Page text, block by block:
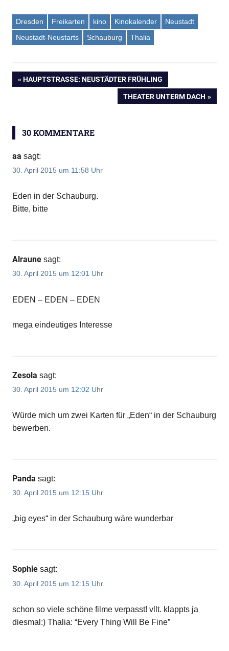
Dresden Freikarten kino Kinokalender
Neustadt
Neustadt-Neustarts
Schauburg Thalia
Beitragsnavigation
VORHERIGER
HAUPTSTRASSE: NEUSTÄDTER FRÜHLING
NÄCHSTER
THEATER UNTERM DACH
30 KOMMENTARE
aa sagt:
30. April 2015 um 11:58 Uhr
Eden in der Schauburg.
Bitte, bitte
Alraune sagt:
30. April 2015 um 12:01 Uhr
EDEN – EDEN – EDEN
mega eindeutiges Interesse
Zesola sagt:
30. April 2015 um 12:02 Uhr
Würde mich um zwei Karten für „Eden“ in der Schauburg
bewerben.
Panda sagt:
30. April 2015 um 12:15 Uhr
„big eyes“ in der Schauburg wäre wunderbar
Sophie sagt:
30. April 2015 um 12:15 Uhr
schon so viele schöne filme verpasst! vllt. klappts ja
diesmal:) Thalia: “Every Thing Will Be Fine”